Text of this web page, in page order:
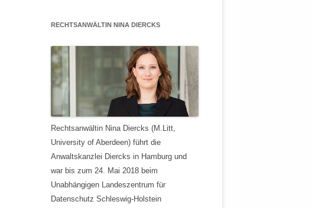
RECHTSANWÄLTIN NINA DIERCKS
Rechtsanwältin Nina Diercks (M.Litt,
University of Aberdeen) führt die
Anwaltskanzlei Diercks in Hamburg und
war bis zum 24. Mai 2018 beim
Unabhängigen Landeszentrum für
Datenschutz Schleswig-Holstein